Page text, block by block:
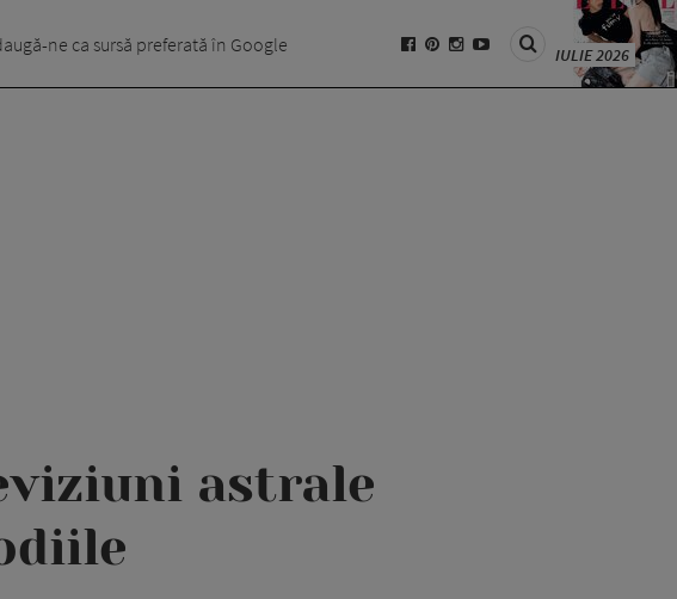
ne ca sursă preferată în Google IULIE 2026
astrale